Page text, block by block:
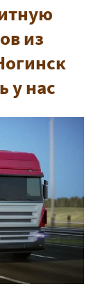
из
у нас